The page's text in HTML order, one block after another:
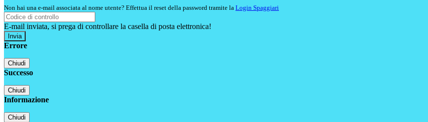
Non hai una e-mail associata al nome utente? Effettua il reset della password tramite la Login Spaggiari
E-mail inviata, si prega di controllare la casella di posta elettronica!
Errore
Chiudi
Successo
Chiudi
Informazione
Chiudi